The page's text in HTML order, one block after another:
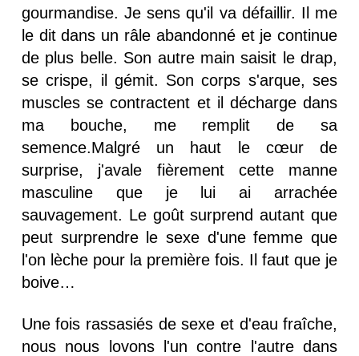
gourmandise. Je sens qu'il va défaillir. Il me
le dit dans un râle abandonné et je continue
de plus belle. Son autre main saisit le drap,
se crispe, il gémit. Son corps s'arque, ses
muscles se contractent et il décharge dans
ma bouche, me remplit de sa
semence.Malgré un haut le cœur de
surprise, j'avale fièrement cette manne
masculine que je lui ai arrachée
sauvagement. Le goût surprend autant que
peut surprendre le sexe d'une femme que
l'on lèche pour la première fois. Il faut que je
boive…
Une fois rassasiés de sexe et d'eau fraîche,
nous nous lovons l'un contre l'autre dans